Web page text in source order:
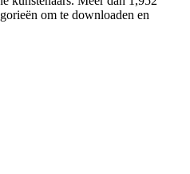
om te downloaden en